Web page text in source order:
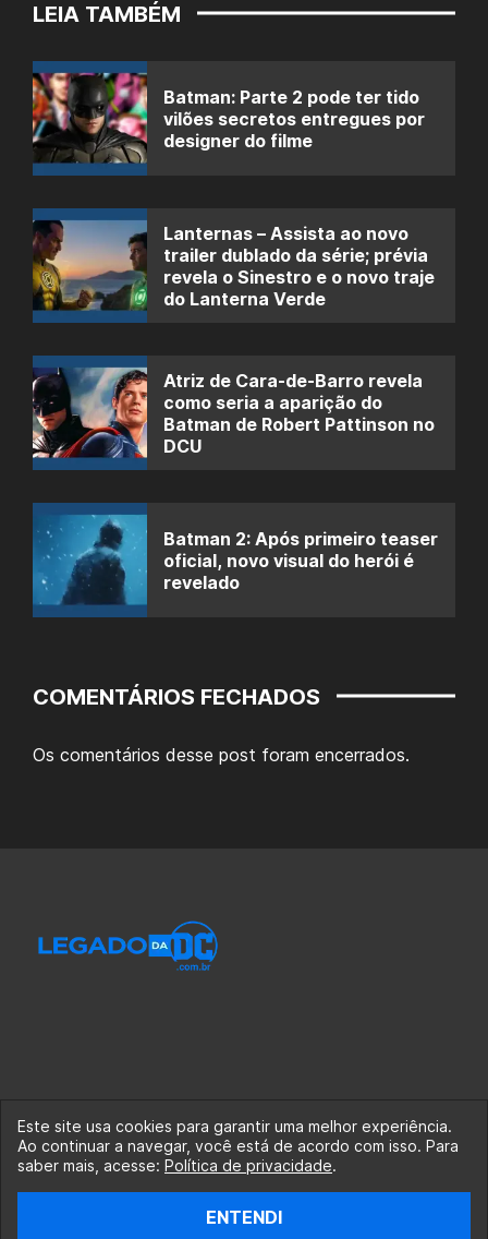
LEIA TAMBÉM
Batman: Parte 2 pode ter tido
vilões secretos entregues por
designer do filme
Lanternas – Assista ao novo
trailer dublado da série; prévia
revela o Sinestro e o novo traje
do Lanterna Verde
Atriz de Cara-de-Barro revela
como seria a aparição do
Batman de Robert Pattinson no
DCU
Batman 2: Após primeiro teaser
oficial, novo visual do herói é
revelado
COMENTÁRIOS FECHADOS
Os comentários desse post foram encerrados.
© 2020-2026 Legado da DC, uma empresa da Legado
Enterprises.
fabiolobo
Este site usa cookies para garantir uma melhor experiência.
Ao continuar a navegar, você está de acordo com isso. Para
saber mais, acesse: Política de privacidade.
ENTENDI